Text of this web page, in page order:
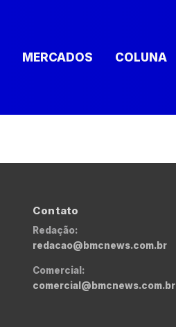
MERCADOS COLUNA
Contato
Redação:
redacao@bmcnews.com.br
Comercial:
comercial@bmcnews.com.br